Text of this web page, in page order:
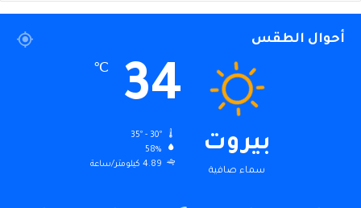
أحوال الطقس
بيروت
سماء صافية
34
℃
58%
4.89 كيلومتر/ساعة